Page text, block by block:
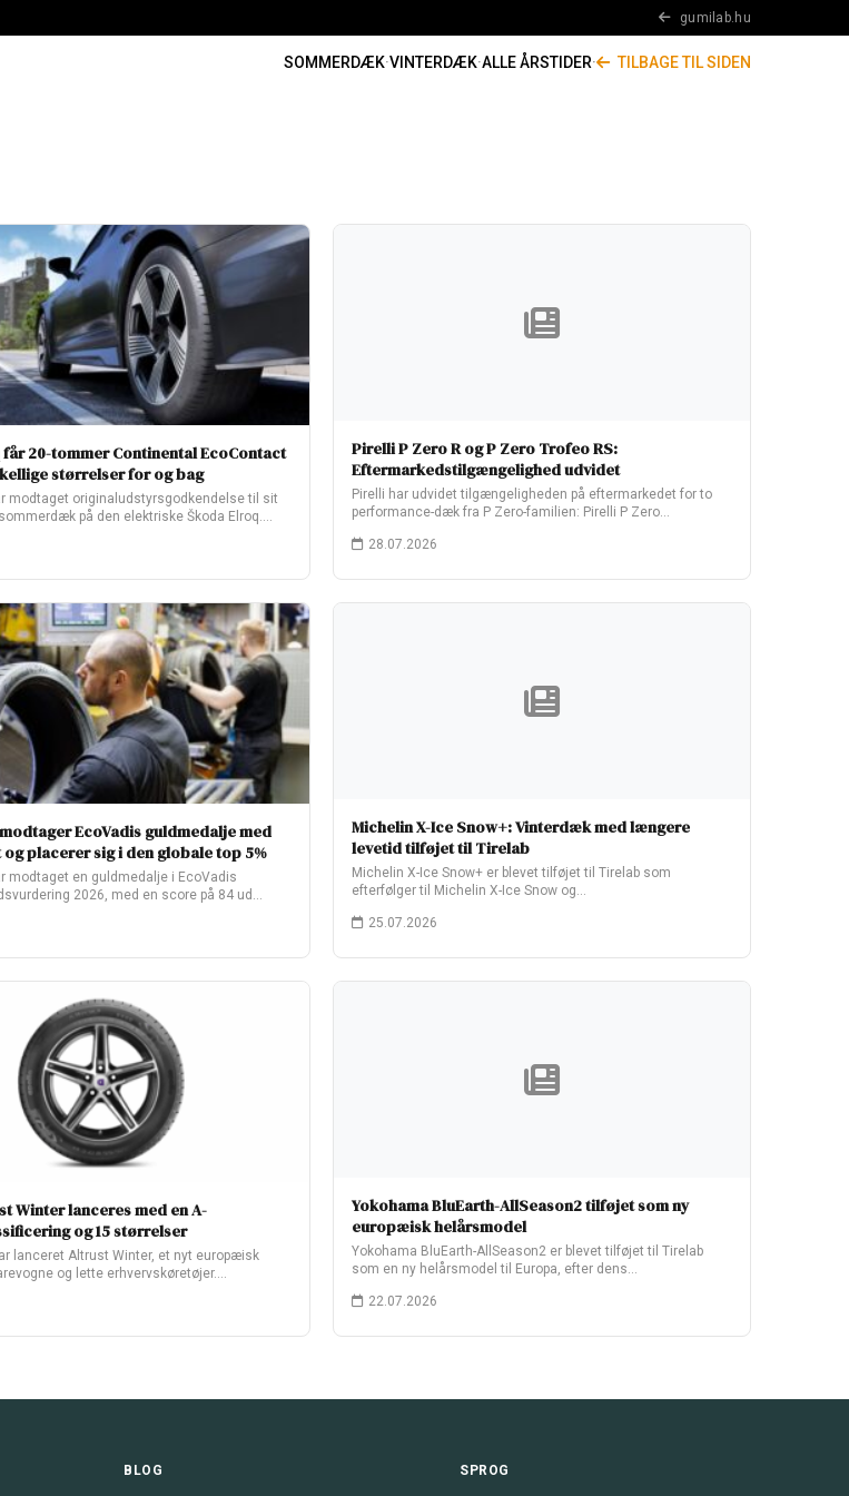
gumilab.hu
SOMMERDÆK·VINTERDÆK·ALLE ÅRSTIDER· TILBAGE TIL SIDEN
20-tommer Continental EcoContact
størrelser for og bag
modtaget originaludstyrsgodkendelse til sit
på den elektriske Škoda Elroq.
Pirelli P Zero R og P Zero Trofeo RS:
Eftermarkedstilgængelighed udvidet
Pirelli har udvidet tilgængeligheden på eftermarkedet for to
performance-dæk fra P Zero-familien: Pirelli P Zero…
28.07.2026
EcoVadis guldmedalje med
og placerer sig i den globale top 5%
modtaget en guldmedalje i EcoVadis
2026, med en score på 84 ud…
Michelin X-Ice Snow+: Vinterdæk med længere
levetid tilføjet til Tirelab
Michelin X-Ice Snow+ er blevet tilføjet til Tirelab som
efterfølger til Michelin X-Ice Snow og…
25.07.2026
Winter lanceres med en A-
og 15 størrelser
lanceret Altrust Winter, et nyt europæisk
og lette erhvervskøretøjer.…
Yokohama BluEarth-AllSeason2 tilføjet som ny
europæisk helårsmodel
Yokohama BluEarth-AllSeason2 er blevet tilføjet til Tirelab
som en ny helårsmodel til Europa, efter dens…
22.07.2026
BLOG SPROG